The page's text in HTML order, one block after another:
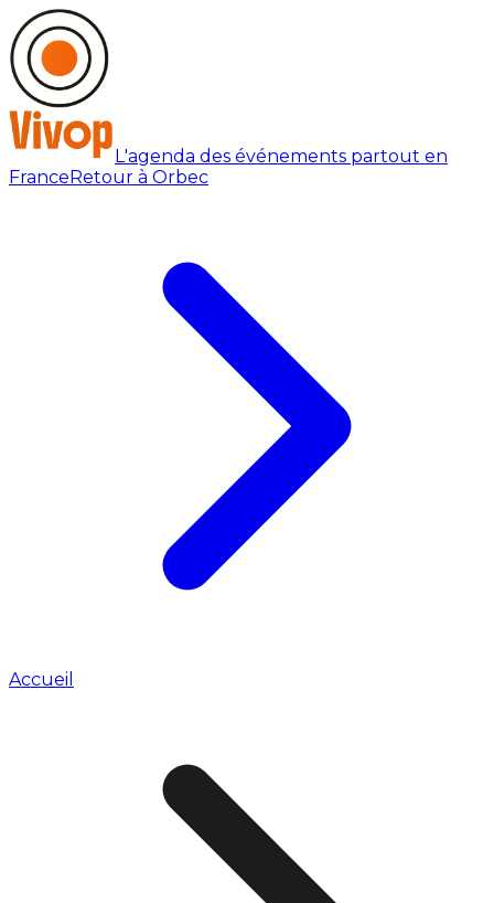
L'agenda des événements partout en
FranceRetour à Orbec
Accueil